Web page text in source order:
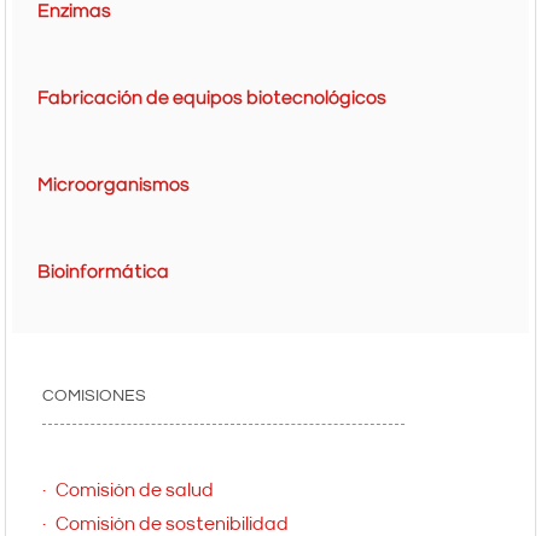
Enzimas
Fabricación de equipos biotecnológicos
Microorganismos
Bioinformática
COMISIONES
Comisión de salud
Comisión de sostenibilidad